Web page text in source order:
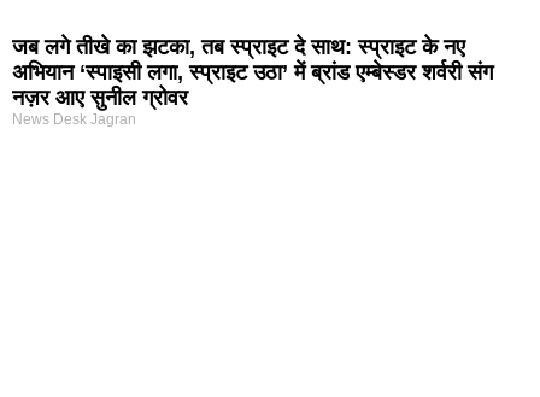
जब लगे तीखे का झटका, तब स्प्राइट दे साथ: स्प्राइट के नए
अभियान ‘स्पाइसी लगा, स्प्राइट उठा’ में ब्रांड एम्बेस्डर शर्वरी संग
नज़र आए सुनील ग्रोवर
News Desk Jagran